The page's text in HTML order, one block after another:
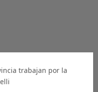
trabajan por la